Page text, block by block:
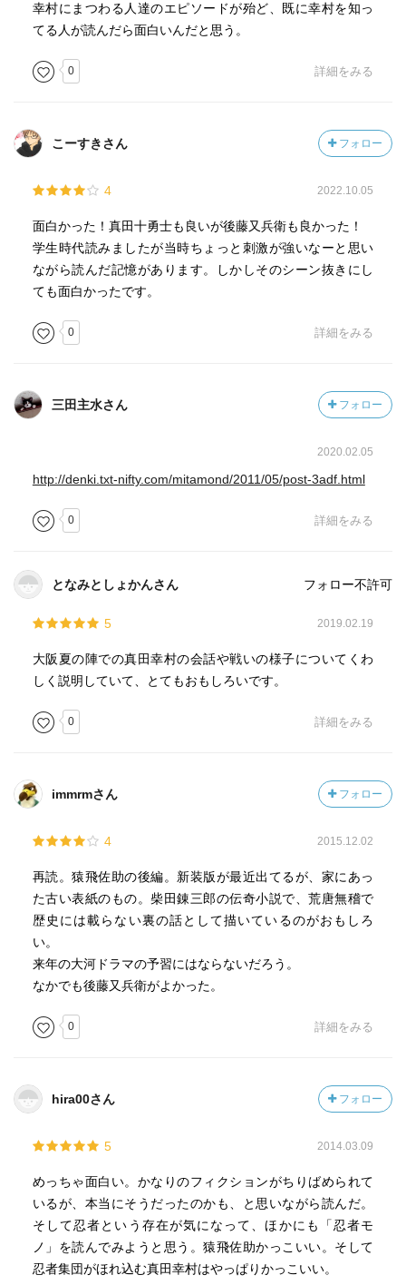
幸村にまつわる人達のエピソードが殆ど、既に幸村を知っ
てる人が読んだら面白いんだと思う。
0 詳細をみる
こーすきさん フォロー
4 2022.10.05
面白かった！真田十勇士も良いが後藤又兵衛も良かった！
学生時代読みましたが当時ちょっと刺激が強いなーと思い
ながら読んだ記憶があります。しかしそのシーン抜きにし
ても面白かったです。
0 詳細をみる
三田主水さん フォロー
2020.02.05
http://denki.txt-nifty.com/mitamond/2011/05/post-3adf.html
0 詳細をみる
となみとしょかんさん フォロー不許可
5 2019.02.19
大阪夏の陣での真田幸村の会話や戦いの様子についてくわ
しく説明していて、とてもおもしろいです。
0 詳細をみる
immrmさん フォロー
4 2015.12.02
再読。猿飛佐助の後編。新装版が最近出てるが、家にあっ
た古い表紙のもの。柴田錬三郎の伝奇小説で、荒唐無稽で
歴史には載らない裏の話として描いているのがおもしろ
い。
来年の大河ドラマの予習にはならないだろう。
なかでも後藤又兵衛がよかった。
0 詳細をみる
hira00さん フォロー
5 2014.03.09
めっちゃ面白い。かなりのフィクションがちりばめられて
いるが、本当にそうだったのかも、と思いながら読んだ。
そして忍者という存在が気になって、ほかにも「忍者モ
ノ」を読んでみようと思う。猿飛佐助かっこいい。そして
忍者集団がほれ込む真田幸村はやっぱりかっこいい。